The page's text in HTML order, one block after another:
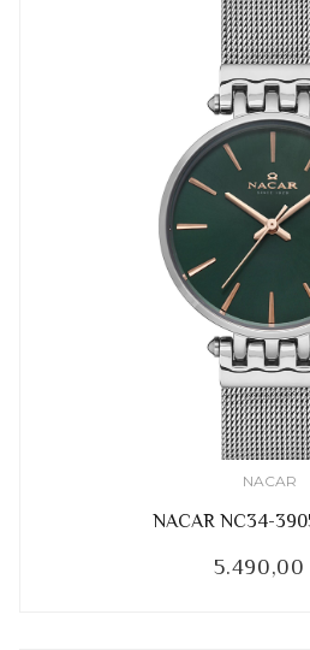
NACAR
NACAR NC34-
5.490,00